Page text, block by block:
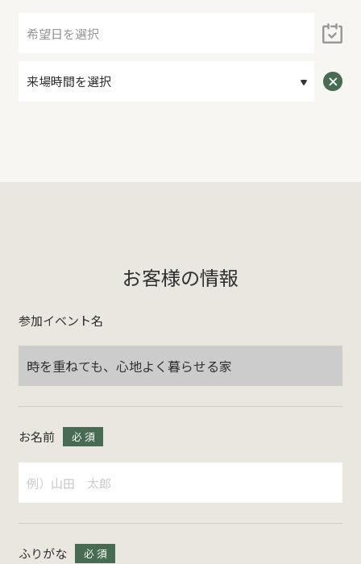
お客様の情報
参加イベント名
時を重ねても、心地よく暮らせる家
お名前 必 須
ふりがな 必 須